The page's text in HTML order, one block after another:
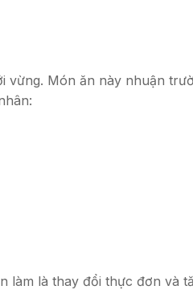
Món ăn này nhuận
là thay đổi thực đơn và